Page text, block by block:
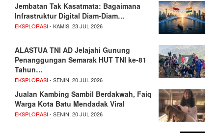
Jembatan Tak Kasatmata: Bagaimana
Infrastruktur Digital Diam-Diam…
EKSPLORASI- KAMIS, 23 JUL 2026
ALASTUA TNI AD Jelajahi Gunung
Penanggungan Semarak HUT TNI ke-81
Tahun…
EKSPLORASI- SENIN, 20 JUL 2026
Jualan Kambing Sambil Berdakwah, Faiq
Warga Kota Batu Mendadak Viral
EKSPLORASI- SENIN, 20 JUL 2026